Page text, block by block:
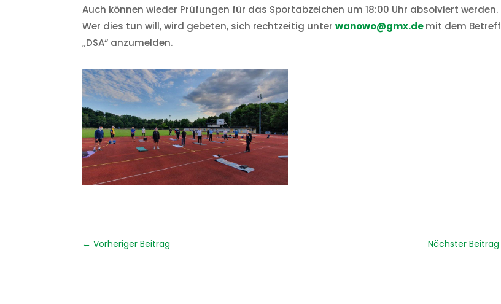
Auch können wieder Prüfungen für das Sportabzeichen um 18:00 Uhr absolviert werden.
Wer dies tun will, wird gebeten, sich rechtzeitig unterwanowo@gmx.demit dem Betreff
„DSA“ anzumelden.
←Vorheriger Beitrag Nächster Beitrag